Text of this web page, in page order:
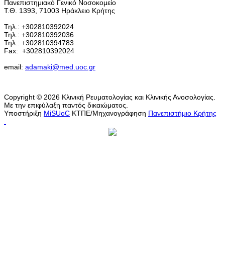
Πανεπιστημιακό Γενικό Νοσοκομείο
Τ.Θ. 1393, 71003 Ηράκλειο Κρήτης
Τηλ.: +302810392024
Τηλ.: +302810392036
Τηλ.: +302810394783
Fax: +302810392024
email: adamaki@med.uoc.gr
Copyright © 2026 Κλινική Ρευματολογίας και Κλινικής Ανοσολογίας.
Με την επιφύλαξη παντός δικαιώματος.
Υποστήριξη MiSUoC ΚΤΠΕ/Μηχανογράφηση Πανεπιστήμιο Κρήτης